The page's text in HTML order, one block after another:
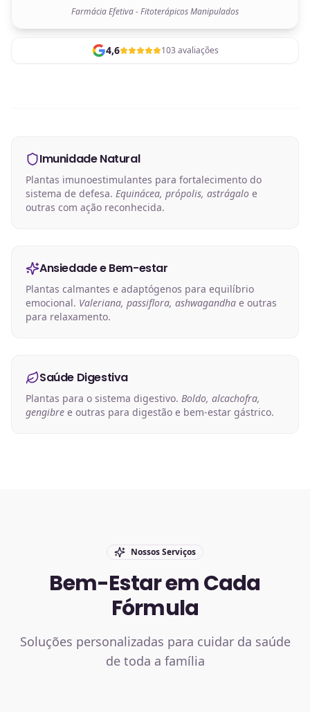
Farmácia Efetiva - Fitoterápicos Manipulados
4,6 103 avaliações
Imunidade Natural
Plantas imunoestimulantes para fortalecimento do
sistema de defesa. Equinácea, própolis, astrágalo e
outras com ação reconhecida.
Ansiedade e Bem-estar
Plantas calmantes e adaptógenos para equilíbrio
emocional. Valeriana, passiflora, ashwagandha e outras
para relaxamento.
Saúde Digestiva
Plantas para o sistema digestivo. Boldo, alcachofra,
gengibre e outras para digestão e bem-estar gástrico.
Nossos Serviços
Bem-Estar em Cada
Fórmula
Soluções personalizadas para cuidar da saúde
de toda a família